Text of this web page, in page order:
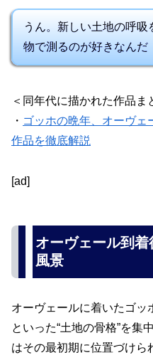
うん。新しい土地の呼吸
物で測るのが好きなんだ
＜同年代に描かれた作品ま
・ ゴッホの晩年、オーヴェ
作品を徹底解説
[ad]
オーヴェール到
風景
オーヴェールに着いたゴッ
といった“土地の骨格”を集
はその最初期に位置づけら